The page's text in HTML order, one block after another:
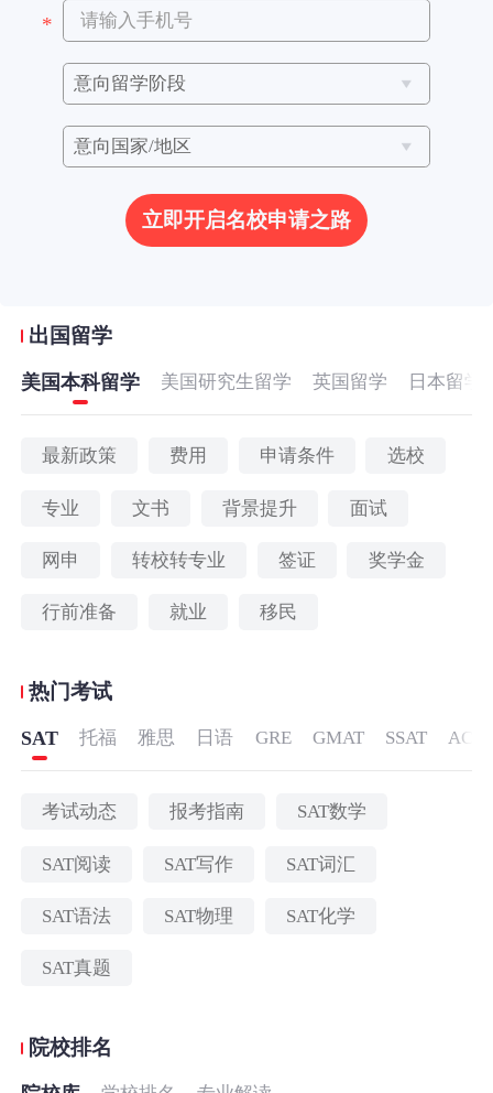
立即开启名校申请之路
出国留学
美国本科留学 美国研究生留学 英国留学 日本留学
最新政策 费用 申请条件 选校
专业 文书 背景提升 面试
网申 转校转专业 签证 奖学金
行前准备 就业 移民
热门考试
SAT 托福 雅思 日语 GRE GMAT SSAT ACT
考试动态 报考指南 SAT数学
SAT阅读 SAT写作 SAT词汇
SAT语法 SAT物理 SAT化学
SAT真题
院校排名